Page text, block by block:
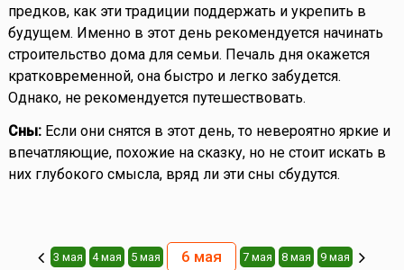
предков, как эти традиции поддержать и укрепить в
будущем. Именно в этот день рекомендуется начинать
строительство дома для семьи. Печаль дня окажется
кратковременной, она быстро и легко забудется.
Однако, не рекомендуется путешествовать.
Сны: Если они снятся в этот день, то невероятно яркие и
впечатляющие, похожие на сказку, но не стоит искать в
них глубокого смысла, вряд ли эти сны сбудутся.
3 мая 4 мая 5 мая 6 мая 7 мая 8 мая 9 мая